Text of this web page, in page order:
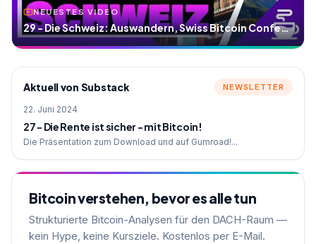
NEUESTES VIDEO
29 - Die Schweiz: Auswandern, Swiss Bitcoin Conference
Aktuell von Substack NEWSLETTER
22. Juni 2024
27 - Die Rente ist sicher - mit Bitcoin!
Die Präsentation zum Download und auf Gumroad!...
Bitcoin verstehen, bevor es alle tun
Strukturierte Bitcoin-Analysen für den DACH-Raum —
kein Hype, keine Kursziele. Kostenlos per E-Mail.